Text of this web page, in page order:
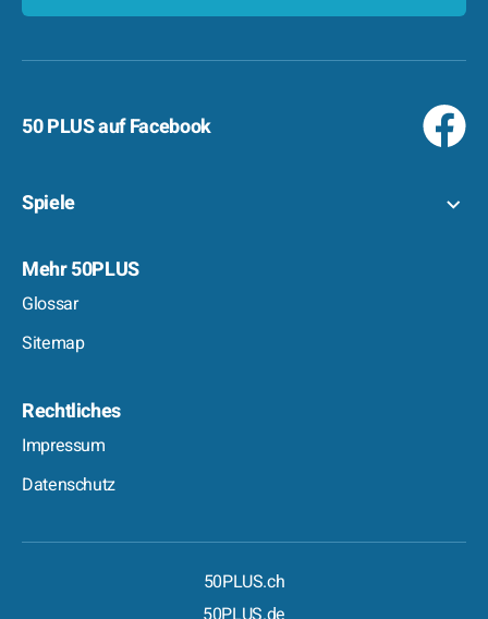
50 PLUS auf Facebook
Spiele
Mehr 50PLUS
Glossar
Sitemap
Rechtliches
Impressum
Datenschutz
50PLUS.ch